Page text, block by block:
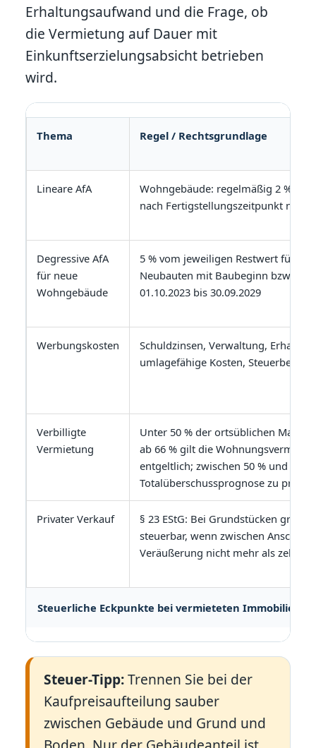
Erhaltungsaufwand und die Frage, ob
die Vermietung auf Dauer mit
Einkunftserzielungsabsicht betrieben
wird.
Steuerliche Eckpunkte bei vermieteten Immobilien
Thema Regel / Rechtsgrundlage
Lineare AfA
Wohngebäude: regelmäßig 2 %, 2,5
nach Fertigstellungszeitpunkt nach
Degressive AfA
für neue
Wohngebäude
5 % vom jeweiligen Restwert für
Neubauten mit Baubeginn bzw.
01.10.2023 bis 30.09.2029
Werbungskosten
Schuldzinsen, Verwaltung,
umlagefähige Kosten,
Verbilligte
Vermietung
Unter 50 % der ortsüblichen
ab 66 % gilt die
entgeltlich; zwischen 50 % und 66
Totalüberschussprognose zu prüfen.
Privater Verkauf
§ 23 EStG: Bei Grundstücken
steuerbar, wenn zwischen
Veräußerung nicht mehr als zehn
Steuer-Tipp:Trennen Sie bei der
Kaufpreisaufteilung sauber
zwischen Gebäude und Grund und